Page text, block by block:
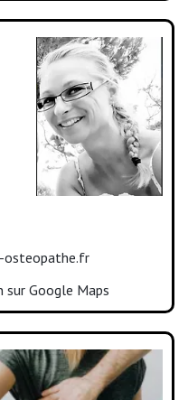
osteopathe.fr
sur Google Maps